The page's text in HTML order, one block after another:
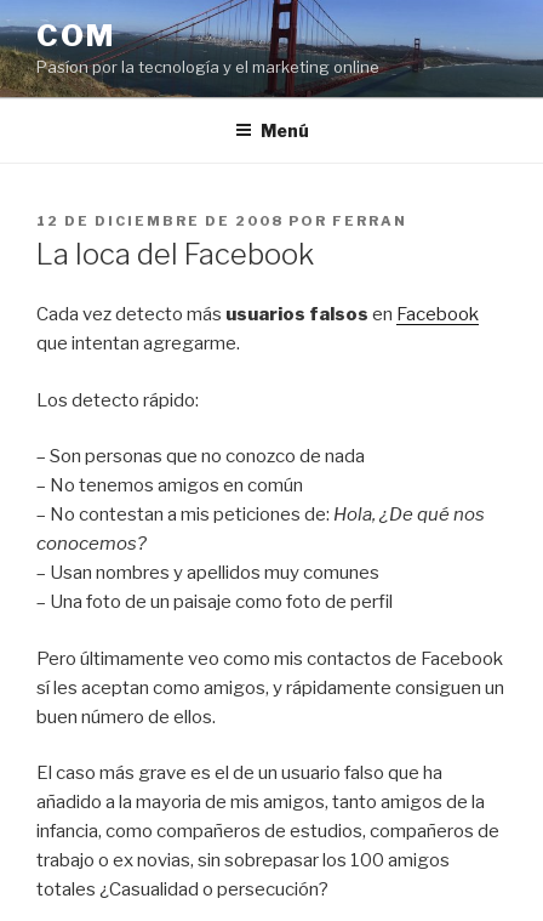
al
contenido
COM
Pasíon por la tecnología y el marketing online
Menú
PUBLICADO
EL
12 DE DICIEMBRE DE 2008 POR FERRAN
La loca del Facebook
Cada vez detecto más usuarios falsos en Facebook
que intentan agregarme.
Los detecto rápido:
– Son personas que no conozco de nada
– No tenemos amigos en común
– No contestan a mis peticiones de: Hola, ¿De qué nos
conocemos?
– Usan nombres y apellidos muy comunes
– Una foto de un paisaje como foto de perfil
Pero últimamente veo como mis contactos de Facebook
sí les aceptan como amigos, y rápidamente consiguen un
buen número de ellos.
El caso más grave es el de un usuario falso que ha
añadido a la mayoria de mis amigos, tanto amigos de la
infancia, como compañeros de estudios, compañeros de
trabajo o ex novias, sin sobrepasar los 100 amigos
totales ¿Casualidad o persecución?